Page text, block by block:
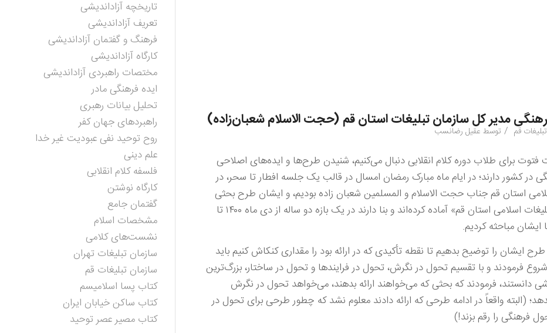
مدیر کل سازمان تبلیغات استان قم (حجت الاسلام شعبان‌زاده)
قم / توسط عقیل رضانسب
فتوت برای طلاب دوره کلام انقلابی دنبال می‌کنیم، شنیدن طرح‌ها و ایده‌های اصلاحی
کشور دارند؛ در ایام ماه مبارک رمضان امسال در قالب یک جلسه افطار تا سحر، در
استان قم جناب حجت الاسلام و المسلمین شعبان زاده بودیم، و ایشان طرح بحثی
که با عنوان «طرح تحول اداره کل تبلیغات اسلامی استان قم» آماده کرده‌اند و بنا دارند در یک بازه دو ساله از دی ماه ۱۴۰۰ تا
ایشان را توضیح بدهیم تا نقطه تأکیدی که در ارائه بود را مقداری کنکاش کنیم باید
فرمودند و با تقسیم تحول در نگرش، تحول در فرایند‌ها و تحول در ساختار، بزرگ‌ترین
دانستند، فرمودند که بحثی که می‌خواهند ارائه بدهند، می‌‌خواهد تحول در نگرش
(البته واقعاً در ادامه طرحی که ارائه دادند معلوم نشد که چطور طرحی برای تحول در
فرهنگی را رقم بزند!)
تاریخچه آزاداندیشی
تعریف آزاداندیشی
فرهنگ و گفتمان آزاداندیشی
کارگاه آزاداندیشی
مختصات راهبردی آزاداندیشی
ایده فرهنگی مادر
تحلیل بیانات رهبری
راهبردهای جهان کفر
روح توحید نفی عبودیت غیر خدا
علم دینی
فلسفه کلام انقلابی
کارگاه نوشتن
گفتمان جامع
مشخصات اسلام
نشست‌های کلامی
سازمان تبلیغات تهران
سازمان تبلیغات قم
کتاب پسا اسلامیسم
کتاب ساکن خیابان ایران
کتاب مصیر عصر توحید